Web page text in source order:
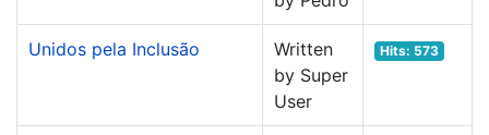
Unidos pela Inclusão
Written
by Super
User
Hits: 573